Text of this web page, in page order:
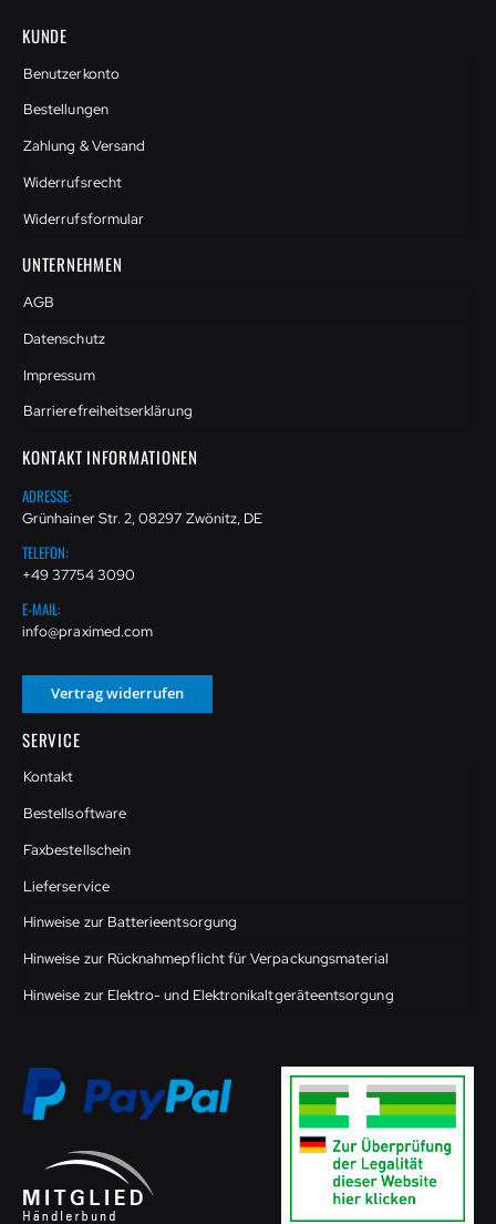
KUNDE
Benutzerkonto
Bestellungen
Zahlung & Versand
Widerrufsrecht
Widerrufsformular
UNTERNEHMEN
AGB
Datenschutz
Impressum
Barrierefreiheitserklärung
KONTAKT INFORMATIONEN
ADRESSE:
Grünhainer Str. 2, 08297 Zwönitz, DE
TELEFON:
+49 37754 3090
E-MAIL:
info@praximed.com
Vertrag widerrufen
SERVICE
Kontakt
Bestellsoftware
Faxbestellschein
Lieferservice
Hinweise zur Batterieentsorgung
Hinweise zur Rücknahmepflicht für Verpackungsmaterial
Hinweise zur Elektro- und Elektronikaltgeräteentsorgung